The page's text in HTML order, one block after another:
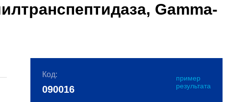
Gamma-
Код:
пример
результата
090016